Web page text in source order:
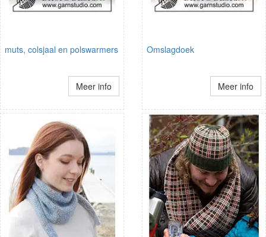
muts, colsjaal en polswarmers
Meer info
Omslagdoek
Meer info